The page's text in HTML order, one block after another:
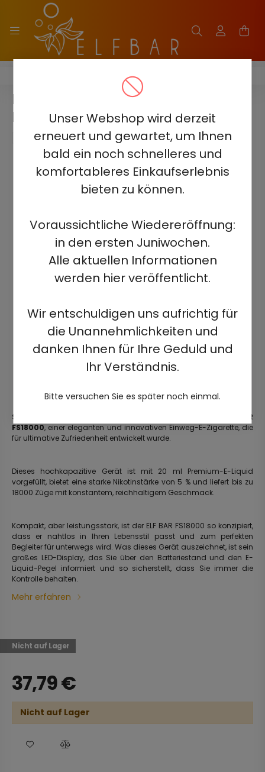
Unser Webshop wird derzeit
erneuert und gewartet, um Ihnen
bald ein noch schnelleres und
komfortableres Einkaufserlebnis
bieten zu können.
Voraussichtliche Wiedereröffnung:
in den ersten Juniwochen.
Alle aktuellen Informationen
werden hier veröffentlicht.
Wir entschuldigen uns aufrichtig für
die Unannehmlichkeiten und
danken Ihnen für Ihre Geduld und
Ihr Verständnis.
Bitte versuchen Sie es später noch einmal.
ELF BAR FS18000
ELF BAR FS18000 - ZITRONE
MINT 5% - WIEDERAUFLADBAR
Schreiten Sie in die Zukunft des Dampfens mit dem ELF BAR
FS18000, einer eleganten und innovativen Einweg-E-Zigarette, die
für ultimative Zufriedenheit entwickelt wurde.
Dieses hochkapazitive Gerät ist mit 20 ml Premium-E-Liquid
vorgefüllt, bietet eine starke Nikotinstärke von 5 % und liefert bis zu
18000 Züge mit konstantem, reichhaltigem Geschmack.
Kompakt, aber leistungsstark, ist der ELF BAR FS18000 so konzipiert,
dass er nahtlos in Ihren Lebensstil passt und zum perfekten
Begleiter für unterwegs wird. Was dieses Gerät auszeichnet, ist sein
großes LED-Display, das Sie über den Batteriestand und den E-
Liquid-Pegel informiert und so sicherstellt, dass Sie immer die
Kontrolle behalten.
Mehr erfahren
Nicht auf Lager
37,79€
Nicht auf Lager